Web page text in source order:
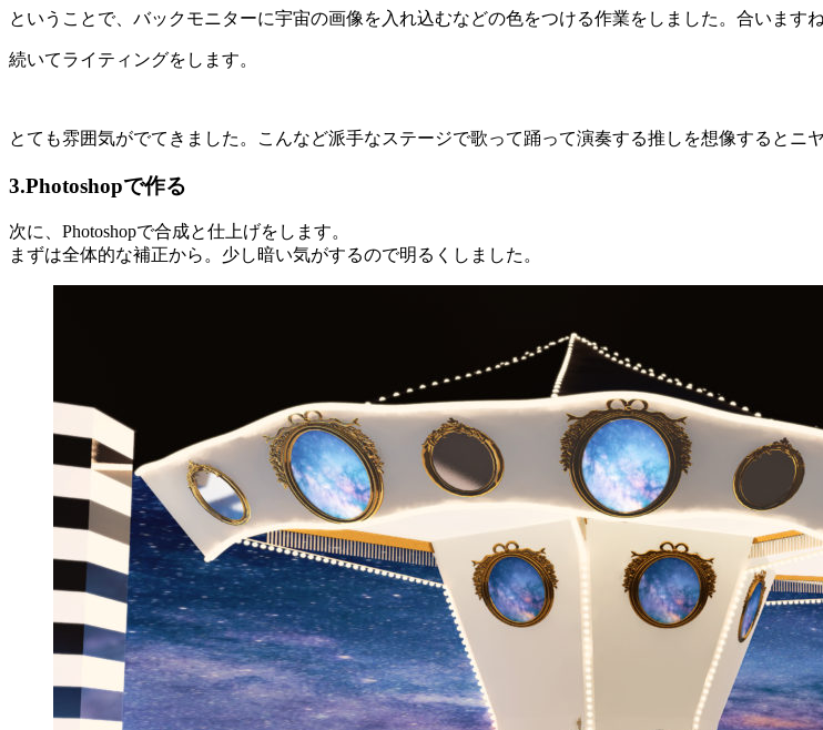
ということで、バックモニターに宇宙の画像を入れ込むなどの色をつける作業をしました。合います
続いてライティングをします。
とても雰囲気がでてきました。こんなど派手なステージで歌って踊って演奏する推しを想像するとニ
3.Photoshopで作る
次に、Photoshopで合成と仕上げをします。
まずは全体的な補正から。少し暗い気がするので明るくしました。